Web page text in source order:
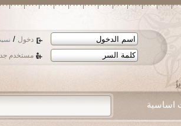
دخول /
مستخدم
اساسية